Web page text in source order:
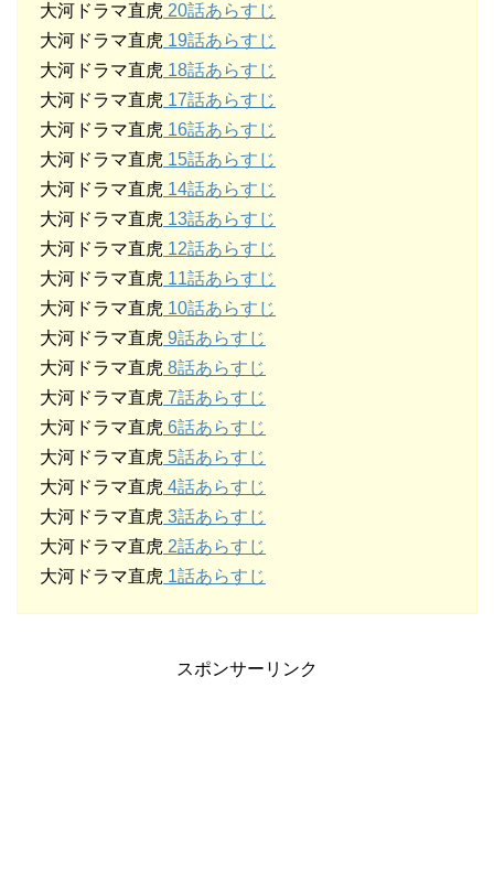
大河ドラマ直虎 20話あらすじ
大河ドラマ直虎 19話あらすじ
大河ドラマ直虎 18話あらすじ
大河ドラマ直虎 17話あらすじ
大河ドラマ直虎 16話あらすじ
大河ドラマ直虎 15話あらすじ
大河ドラマ直虎 14話あらすじ
大河ドラマ直虎 13話あらすじ
大河ドラマ直虎 12話あらすじ
大河ドラマ直虎 11話あらすじ
大河ドラマ直虎 10話あらすじ
大河ドラマ直虎 9話あらすじ
大河ドラマ直虎 8話あらすじ
大河ドラマ直虎 7話あらすじ
大河ドラマ直虎 6話あらすじ
大河ドラマ直虎 5話あらすじ
大河ドラマ直虎 4話あらすじ
大河ドラマ直虎 3話あらすじ
大河ドラマ直虎 2話あらすじ
大河ドラマ直虎 1話あらすじ
スポンサーリンク